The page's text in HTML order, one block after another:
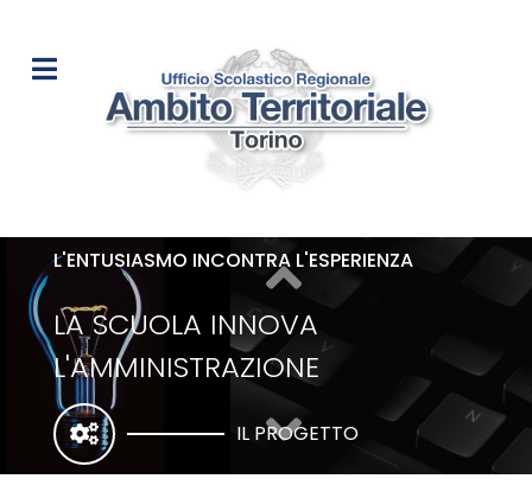
L'ENTUSIASMO INCONTRA L'ESPERIENZA
LA SCUOLA INNOVA
L'AMMINISTRAZIONE
IL PROGETTO
CON STRUMENTI CHE TOLGONO LAVORO E